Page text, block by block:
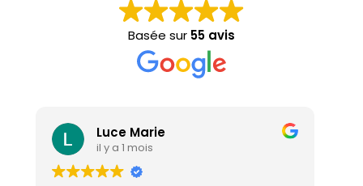
Basée sur 55 avis
Luce Marie
il y a 1 mois